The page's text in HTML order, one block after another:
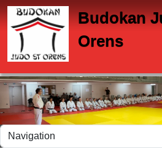
Budokan
Orens
Panneau de gestion des cookies